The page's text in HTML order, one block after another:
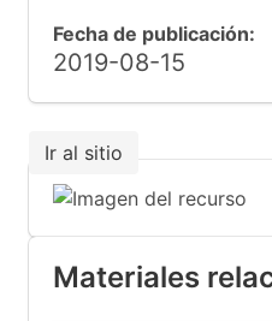
Fecha de publicación:
2019-08-15
Ir al sitio
Materiales